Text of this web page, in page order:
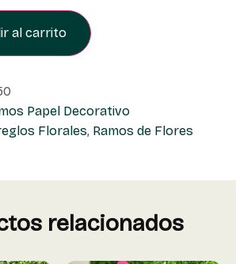
al carrito
Papel Decorativo
Florales, Ramos de Flores
relacionados